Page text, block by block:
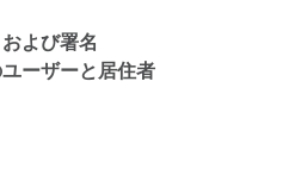
よび署名
ーザーと居住者